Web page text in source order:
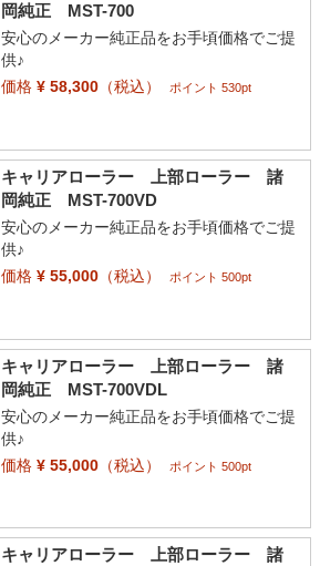
岡純正 MST-700
安心のメーカー純正品をお手頃価格でご提
供♪
価格¥ 58,300（税込） ポイント 530pt
キャリアローラー 上部ローラー 諸
岡純正 MST-700VD
安心のメーカー純正品をお手頃価格でご提
供♪
価格¥ 55,000（税込） ポイント 500pt
キャリアローラー 上部ローラー 諸
岡純正 MST-700VDL
安心のメーカー純正品をお手頃価格でご提
供♪
価格¥ 55,000（税込） ポイント 500pt
キャリアローラー 上部ローラー 諸